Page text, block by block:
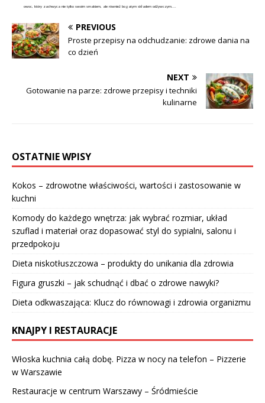
owoc, który zachwyca nie tylko swoim smakiem, ale również bogatym składem odżywczym....
PREVIOUS
Proste przepisy na odchudzanie: zdrowe dania na
co dzień
NEXT
Gotowanie na parze: zdrowe przepisy i techniki
kulinarne
OSTATNIE WPISY
Kokos – zdrowotne właściwości, wartości i zastosowanie w
kuchni
Komody do każdego wnętrza: jak wybrać rozmiar, układ
szuflad i materiał oraz dopasować styl do sypialni, salonu i
przedpokoju
Dieta niskotłuszczowa – produkty do unikania dla zdrowia
Figura gruszki – jak schudnąć i dbać o zdrowe nawyki?
Dieta odkwaszająca: Klucz do równowagi i zdrowia organizmu
KNAJPY I RESTAURACJE
Włoska kuchnia całą dobę. Pizza w nocy na telefon – Pizzerie
w Warszawie
Restauracje w centrum Warszawy – Śródmieście